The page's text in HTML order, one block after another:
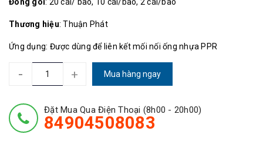
Thương hiệu: Thuận Phát
Ứng dụng: Được dùng để liên kết mối nối ống nhựa PPR
- + Mua hàng ngay
Đặt Mua Qua Điện Thoại (8h00 - 20h00)
84904508083